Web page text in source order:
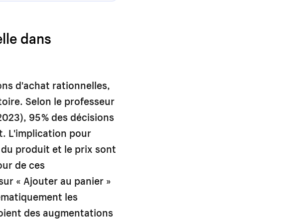
dans
d'achat rationnelles,
Selon le professeur
95 % des décisions
L'implication pour
produit et le prix sont
de ces
« Ajouter au panier »
les
des augmentations